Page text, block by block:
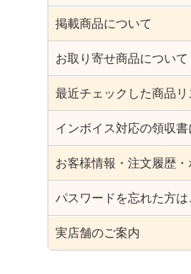
掲載商品について
お取り寄せ商品について
最近チェックした商品リ
インボイス対応の領収書
お客様情報・注文履歴
パスワードを忘れた方は
実店舗のご案内